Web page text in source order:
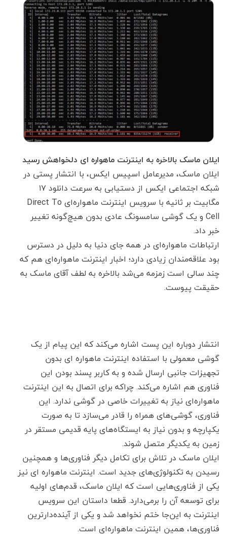
ایلان ماسک بالاخره به اینترنت ماهواره‌ ای دلخواهش رسید
ایلان ماسک، مدیرعامل اسپیس ایکس، با انتشار پستی در
شبکه اجتماعی ایکس از دستیابی به سرعت دانلود ۱۷
مگابیت بر ثانیه با سرویس اینترنت ماهواره‌ای Direct To
Cell و یک گوشی سامسونگ عادی بدون هیچ‌گونه تغییر
خبر داد.
ارتباطات ماهواره‌ای در همه جای دنیا به دلیل در دسترس
بود علاقه‌مندان زیادی دارد؛ اخبار اینترنت ماهواره‌ای هم که
چند سالی است زمزمه می‌شد بالاخره به لطف آقای ماسک به
حقیقت پیوست.
انتشار دوباره این پست اشاره می‌کند که این پیام از یک
گوشی معمولی با استفاده اینترنت ماهواره‌ ای بدون
تجهیزات جانبی ارسال شده و به کاربر پسند بودن این
فناوری هم اشاره می‌کند. چراکه برای اتصال به این اینترنت
ماهواره‌ای نیاز به تغییرات خاصی در گوشی ندارد. این
فناوری، گوشی‌های همراه را قادر می‌سازد تا به صورت
یکپارچه و بدون نیاز به ایستگاه‌های پایه قدیمی مستقر در
زمین به یکدیگر متصل شوند.
ایلان ماسک در تلاش برای تکامل دیگر فناوری‌ها و همچنین
رسیدن به تکنولوژی‌های جدید است. اینترنت ماهواره ای نیز
یکی از فناوری‌هایی است که ایلان ماسک، قدم‌های اولیه
برای توسعه آن را برمی‌دارد. قطعا داستان این سرویس
اینترنت به این‌جا ختم نخواهد شد و یکی از آینده‌دارترین
فناوری‌ها، همین اینترنت ماهواره‌ای است.